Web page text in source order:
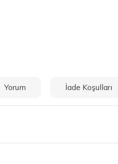
Yorum İade Koşulları